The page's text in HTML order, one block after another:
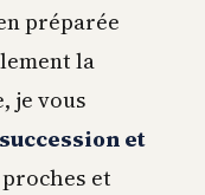
préparée
la
je vous
succession et
et